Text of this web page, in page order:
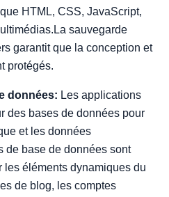
HTML, CSS, JavaScript,
sauvegarde
garantit que la conception et
protégés.
données: Les applications
des bases de données pour
et les données
de base de données sont
éléments dynamiques du
de blog, les comptes